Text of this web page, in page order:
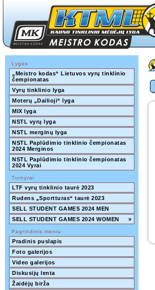
Lygos
„Meistro kodas“ Lietuvos vyrų tinklinio
čempionatas
Vyrų tinklinio lyga
Moterų „Dailioji“ lyga
MIX lyga
NSTL vyrų lyga
NSTL merginų lyga
NSTL Paplūdimio tinklinio čempionatas
2024 Merginos
NSTL Paplūdimio tinklinio čempionatas
2024 Vyrai
Turnyrai
LTF vyrų tinklinio taurė 2023
Rudens „Sportturas“ taurė 2023
SELL STUDENT GAMES 2024 MEN
SELL STUDENT GAMES 2024 WOMEN
»
Pagrindinis meniu
Pradinis puslapis
Foto galerijos
Video galerijos
Diskusijų lenta
Žaidėjų birža